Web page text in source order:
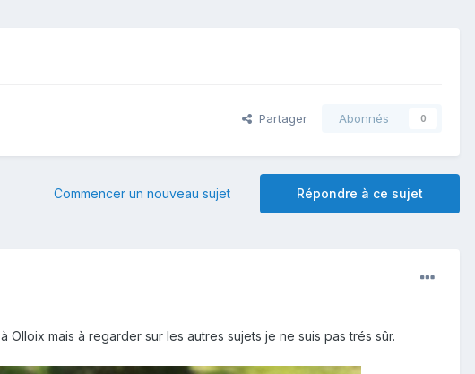
Partager Abonnés 0
Répondre à ce sujet
Commencer un nouveau sujet
mais à regarder sur les autres sujets je ne suis pas trés sûr.